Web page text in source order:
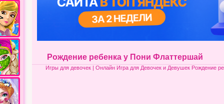
Рождение ребенка у Пони Флаттершай
Игры для девочек| Онлайн Игра для Девочек и Девушек Рождение